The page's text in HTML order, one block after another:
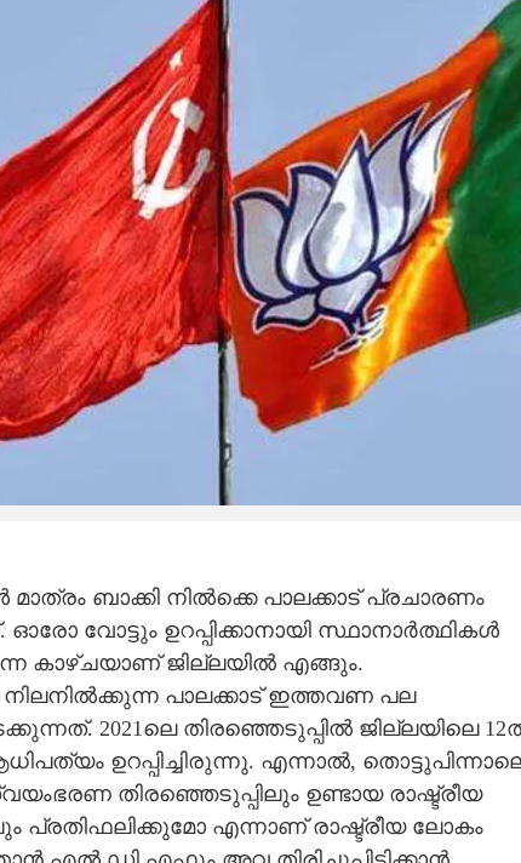
ബാക്കി നിൽക്കെ പാലക്കാട് പ്രചാരണം
വോട്ടും ഉറപ്പിക്കാനായി സ്ഥാനാർത്ഥികൾ
കാഴ്ചയാണ് ജില്ലയിൽ എങ്ങും.
പാലക്കാട് ഇത്തവണ പല
2021ലെ തിരഞ്ഞെടുപ്പിൽ ജില്ലയിലെ
ഉറപ്പിച്ചിരുന്നു. എന്നാൽ,
തിരഞ്ഞെടുപ്പിലും ഉണ്ടായ രാഷ്ട്രീയ
പ്രതിഫലിക്കുമോ എന്നാണ് രാഷ്ട്രീയ ലോകം